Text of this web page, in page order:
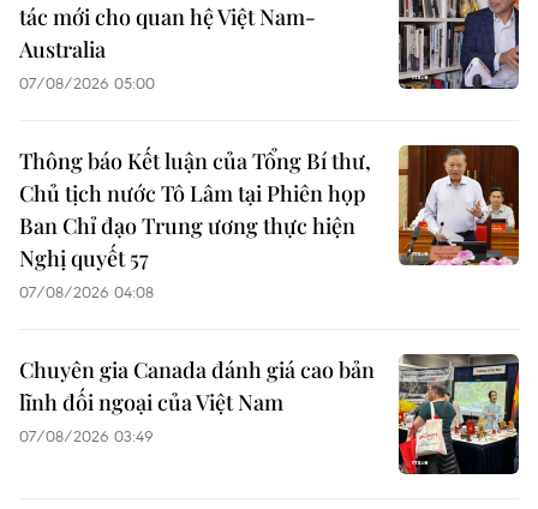
tác mới cho quan hệ Việt Nam-
Australia
07/08/2026 05:00
Thông báo Kết luận của Tổng Bí thư,
Chủ tịch nước Tô Lâm tại Phiên họp
Ban Chỉ đạo Trung ương thực hiện
Nghị quyết 57
07/08/2026 04:08
Chuyên gia Canada đánh giá cao bản
lĩnh đối ngoại của Việt Nam
07/08/2026 03:49